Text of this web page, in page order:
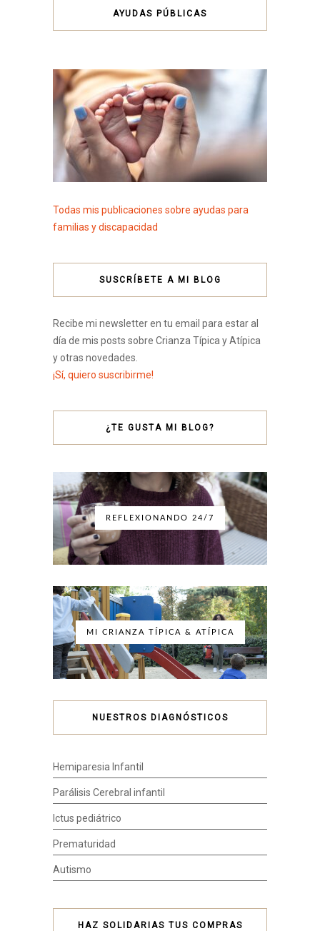
AYUDAS PÚBLICAS
Todas mis publicaciones sobre ayudas para
familias y discapacidad
SUSCRÍBETE A MI BLOG
Recibe mi newsletter en tu email para estar al
día de mis posts sobre Crianza Típica y Atípica
y otras novedades.
¡Sí, quiero suscribirme!
¿TE GUSTA MI BLOG?
REFLEXIONANDO 24/7
MI CRIANZA TÍPICA & ATÍPICA
NUESTROS DIAGNÓSTICOS
Hemiparesia Infantil
Parálisis Cerebral infantil
Ictus pediátrico
Prematuridad
Autismo
HAZ SOLIDARIAS TUS COMPRAS